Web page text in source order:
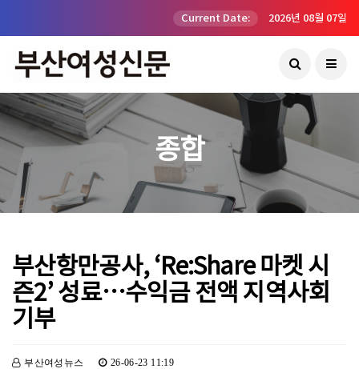
Current Date: 2026년 08월 07일
종합
부산항만공사, ‘Re:Share 마켓 시
즌2’ 성료…수익금 전액 지역사회
기부
부산여성뉴스 26-06-23 11:19